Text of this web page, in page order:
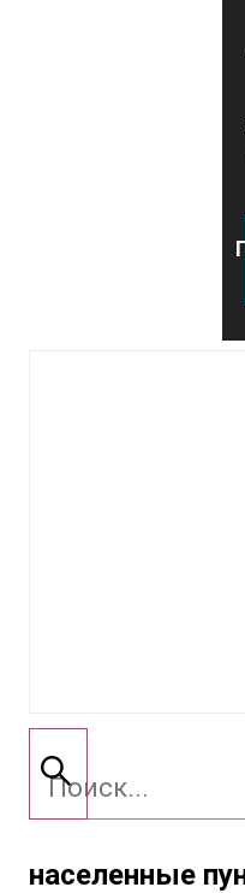
населенные